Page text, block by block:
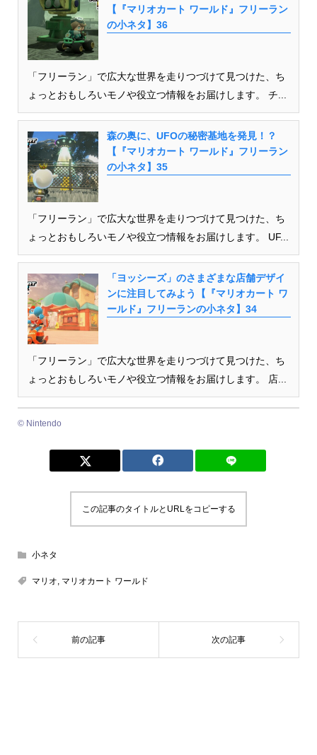
【『マリオカート ワールド』フリーラン
の小ネタ】36
「フリーラン」で広大な世界を走りつづけて見つけた、ち
ょっとおもしろいモノや役立つ情報をお届けします。 チ...
森の奥に、UFOの秘密基地を発見！？
【『マリオカート ワールド』フリーラン
の小ネタ】35
「フリーラン」で広大な世界を走りつづけて見つけた、ち
ょっとおもしろいモノや役立つ情報をお届けします。 UF...
「ヨッシーズ」のさまざまな店舗デザイ
ンに注目してみよう【『マリオカート ワ
ールド』フリーランの小ネタ】34
「フリーラン」で広大な世界を走りつづけて見つけた、ち
ょっとおもしろいモノや役立つ情報をお届けします。 店...
© Nintendo
この記事のタイトルとURLをコピーする
小ネタ
マリオ, マリオカート ワールド